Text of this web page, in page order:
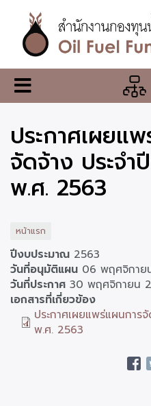
เนื้อหา
หลักสำนักงาน
กองทุน
น้ำมัน
เชื้อ
เพลิง
ประกาศเผยแ
จัดจ้าง ประจ
พ.ศ. 2563
หน้าแรก
ปีงบประมาณ 2563
วันที่อนุมัติแผน 06 พฤศจิกาย
วันที่ประกาศ 30 พฤศจิกายน
เอกสารที่เกี่ยวข้อง
ประกาศเผยแพร่แผนการ
พ.ศ. 2563